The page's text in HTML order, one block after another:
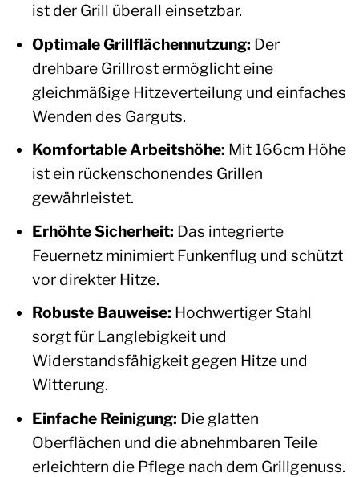
ist der Grill überall einsetzbar.
Optimale Grillflächennutzung: Der
drehbare Grillrost ermöglicht eine
gleichmäßige Hitzeverteilung und einfaches
Wenden des Garguts.
Komfortable Arbeitshöhe: Mit 166cm Höhe
ist ein rückenschonendes Grillen
gewährleistet.
Erhöhte Sicherheit: Das integrierte
Feuernetz minimiert Funkenflug und schützt
vor direkter Hitze.
Robuste Bauweise: Hochwertiger Stahl
sorgt für Langlebigkeit und
Widerstandsfähigkeit gegen Hitze und
Witterung.
Einfache Reinigung: Die glatten
Oberflächen und die abnehmbaren Teile
erleichtern die Pflege nach dem Grillgenuss.